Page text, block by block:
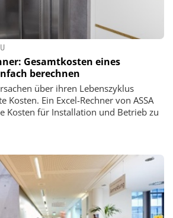
Gesamtkosten eines
berechnen
über ihren Lebenszyklus
Kosten. Ein Excel-Rechner von ASSA
Kosten für Installation und Betrieb zu